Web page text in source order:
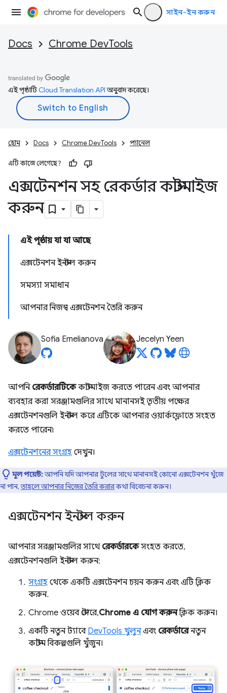
সাইন-ইন করুন
Docs Chrome DevTools
এই পৃষ্ঠাটিCloud Translation APIঅনুবাদ করেছে।
হোম Docs Chrome DevTools প্যানেল
এটি কাজে লেগেছে?
এক্সটেনশন সহ রেকর্ডার কাস্টমাইজ
করুন
এই পৃষ্ঠায় যা যা আছে
এক্সটেনশন ইনস্টল করুন
সমস্যা সমাধান
আপনার নিজস্ব এক্সটেনশন তৈরি করুন
Sofia Emelianova Jecelyn Yeen
আপনি রেকর্ডারটিকেকাস্টমাইজ করতে পারেন এবং আপনার
ব্যবহার করা সরঞ্জামগুলির সাথে মানানসই তৃতীয় পক্ষের
এক্সটেনশনগুলি ইনস্টল করে এটিকে আপনার ওয়ার্কফ্লোতে সংহত
করতে পারেন৷
এক্সটেনশনের সংগ্রহ দেখুন।
মূল পয়েন্ট:আপনি যদি আপনার টুলের সাথে মানানসই কোনো এক্সটেনশন খুঁজে
না পান,তাহলে আপনার নিজের তৈরি করারকথা বিবেচনা করুন।
এক্সটেনশন ইনস্টল করুন
আপনার সরঞ্জামগুলির সাথে রেকর্ডারকেসংহত করতে,
এক্সটেনশনগুলি ইনস্টল করুন:
সংগ্রহ থেকে একটি এক্সটেনশন চয়ন করুন এবং এটি ক্লিক
করুন.
Chrome ওয়েব স্টোরে,Chrome এ যোগ করুনক্লিক করুন।
একটি নতুন ট্যাবে DevTools খুলুনএবং রেকর্ডারেনতুন
কাস্টম বিকল্পগুলি খুঁজুন।